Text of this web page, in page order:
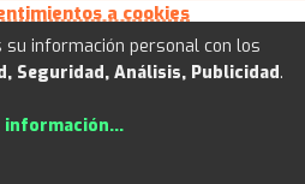
a cookies
información personal con los
Seguridad, Análisis, Publicidad.
información...